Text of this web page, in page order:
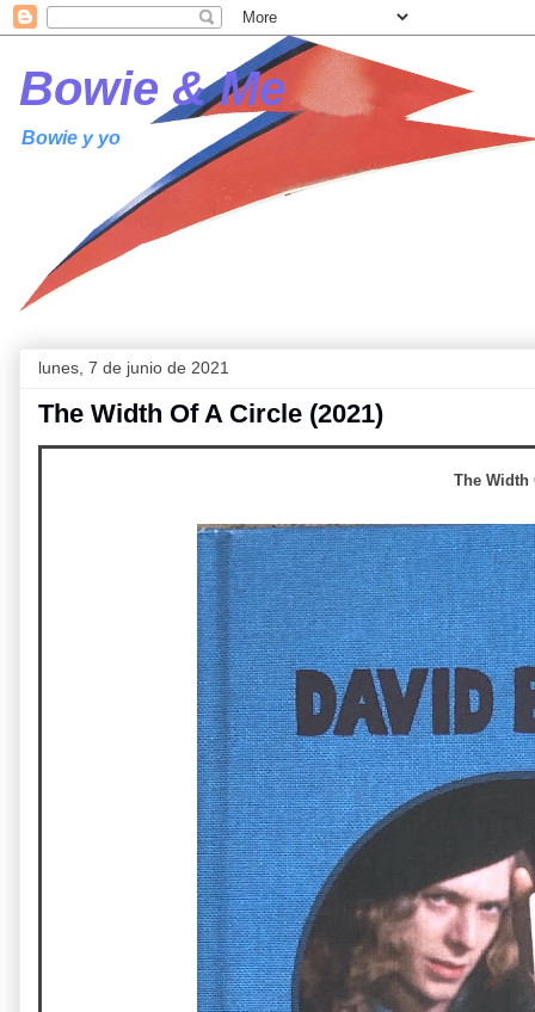
Bowie & Me
Bowie y yo
lunes, 7 de junio de 2021
The Width Of A Circle (2021)
The Width